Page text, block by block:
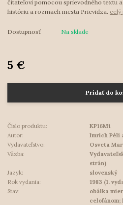
čitateľovi pomocou sprievodného textu
históriu a rozmach mesta Prievidza. celý
Dostupnosť Na sklade
5 €
Pridať do
Číslo produktu:
KP16M1
Autor:
Imrich Péli
Vydavateľstvo:
Osveta
Väzba:
strán)
Jazyk:
slovenský
Rok vydania:
1983 (1.
Stav:
obálka
celofánom;